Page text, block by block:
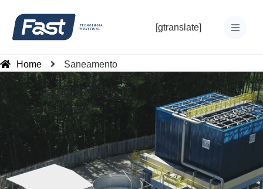
[gtranslate]
Home Saneamento